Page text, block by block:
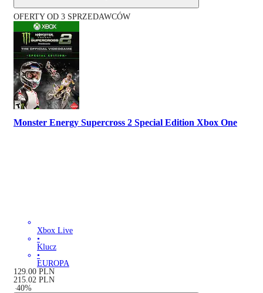
OFERTY OD 3 SPRZEDAWCÓW
Monster Energy Supercross 2 Special Edition Xbox One
Xbox Live
•
Klucz
•
EUROPA
129.00 PLN
215.02 PLN
-40%